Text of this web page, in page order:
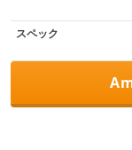
スペック